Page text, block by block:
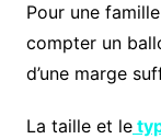
Pour une
compter un
d’une marge
La taille et le